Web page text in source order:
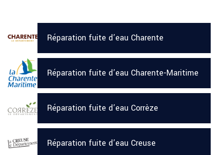
Réparation fuite d’eau Charente
Réparation fuite d’eau Charente-Maritime
Réparation fuite d’eau Corrèze
Réparation fuite d’eau Creuse